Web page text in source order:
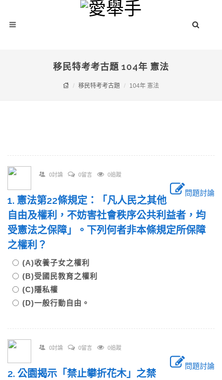
移民特考考古題 104年 憲法
移民特考考古題 104年 憲法
0討論 0留言 0追蹤
問題討論
1. 憲法第22條規定：「凡人民之其他
自由及權利，不妨害社會秩序公共利益者，均
受憲法之保障」。下列何者非本條規定所保障
之權利？
(A)收養子女之權利
(B)受國民教育之權利
(C)隱私權
(D)一般行動自由。
0討論 0留言 0追蹤
問題討論
2. 公園揭示「禁止攀折花木」之禁